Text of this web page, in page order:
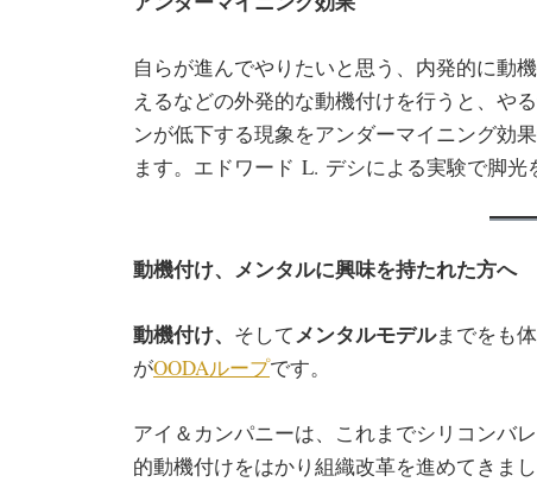
自らが進んでやりたいと思う、内発的に動
えるなどの外発的な動機付けを行うと、や
ンが低下する現象をアンダーマイニング効
ます。エドワード L. デシによる実験で脚光
動機付け、メンタルに興味を持たれた方へ
動機付け、 そしてメンタルモデルまでをも
がOODAループです。
アイ＆カンパニーは、これまでシリコンバ
的動機付けをはかり組織改革を進めてきまし